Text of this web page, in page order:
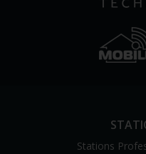
Stations